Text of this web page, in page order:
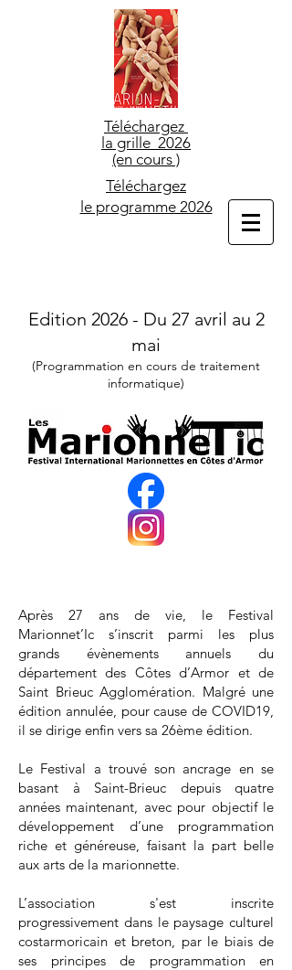
Téléchargez
la grille 2026
(en cours )
Téléchargez
le programme 2026
Edition 2026 - Du 27 avril au 2
mai​
(Programmation en cours de traitement
informatique)
Après 27 ans de vie, le Festival
Marionnet’Ic s’inscrit parmi les plus
grands évènements annuels du
département des Côtes d’Armor et de
Saint Brieuc Agglomération. Malgré une
édition annulée, pour cause de COVID19,
il se dirige enfin vers sa 26ème édition.
Le Festival a trouvé son ancrage en se
basant à Saint-Brieuc depuis quatre
années maintenant, avec pour objectif le
développement d’une programmation
riche et généreuse, faisant la part belle
aux arts de la marionnette.
L’association s'est inscrite
progressivement dans le paysage culturel
costarmoricain et breton, par le biais de
ses principes de programmation en